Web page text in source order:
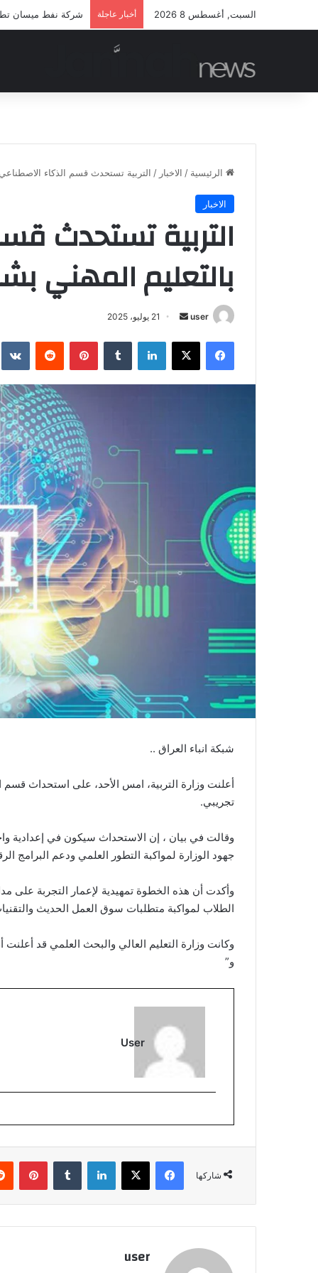
السبت, أغسطس 8 2026 أخبار عاجلة شركة نفط ميسان تطلق
الرئيسية / الاخبار / التربية تستحدث قسم الذكاء
الاخبار
التربية تستحدث
بالتعليم المهني
user
أرسل
21 يوليو، 2025
فيسبوك ‫X لينكدإن بينتيريست
شبكة انباء العراق ..
أعلنت وزارة التربية، امس الأحد، على استحداث
تجريبي.
وقالت في بيان ، إن الاستحداث سيكون في
جهود الوزارة لمواكبة التطور العلمي ودعم البرامج
وأكدت أن هذه الخطوة تمهيدية لإعمار التجربة على
الطلاب لمواكبة متطلبات سوق العمل الحديث
وكانت وزارة التعليم العالي والبحث العلمي قد
و”
User
شاركها
فيسبوك ‫X لينكدإن
user